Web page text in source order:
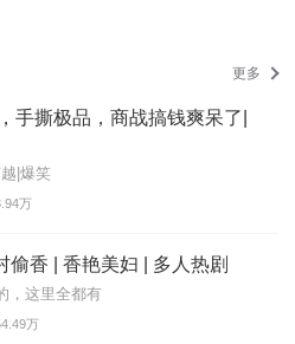
更多
手撕极品，商战搞钱爽呆了|
|爆笑
万
偷香 | 香艳美妇 | 多人热剧
，这里全都有
万